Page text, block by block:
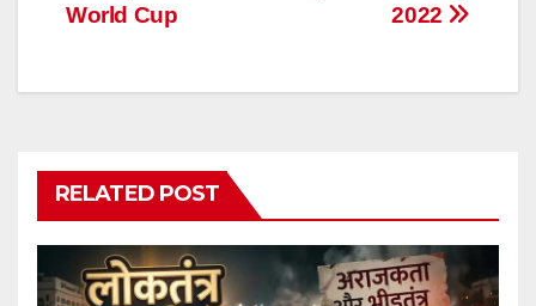
2022
World Cup
RELATED POST